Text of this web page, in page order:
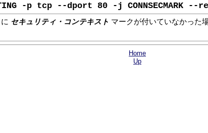
-p tcp --dport 80 -j CONNSECMARK --
セキュリティ・コンテキスト マークが付いていなかった
Home
Up